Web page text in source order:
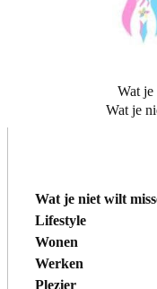
Wat
Wat je
Wat je niet wilt
Lifestyle
Wonen
Werken
Plezier